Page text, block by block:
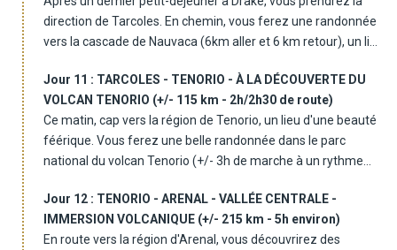
paradisiaque.
direction de Tarcoles. En chemin, vous ferez une randonnée
vers la cascade de Nauvaca (6km aller et 6 km retour), un lieu
entourée de forêts tropicales, est le cadre idéal pour une
baignade rafraîchissante et une séance photo inoubliable.
L'après-midi, route vers Tarcoles, où vous passerez la nuit
dans un cadre tranquille.
Jour 11 : TARCOLES - TENORIO - À LA DÉCOUVERTE DU
VOLCAN TENORIO (+/- 115 km - 2h/2h30 de route)
Ce matin, cap vers la région de Tenorio, un lieu d'une beauté
féérique. Vous ferez une belle randonnée dans le parc
national du volcan Tenorio (+/- 3h de marche à un rythme
chemin forestier), le long du Rio Celeste, une rivière aux eaux
d'un bleu éclatant. Ce phénomène naturel, dû à des réactions
chimiques liées à l'activité volcanique, crée un paysage d'une
Jour 12 : TENORIO - ARENAL - VALLÉE CENTRALE -
IMMERSION VOLCANIQUE (+/- 215 km - 5h environ)
En route vers la région d'Arenal, vous découvrirez des